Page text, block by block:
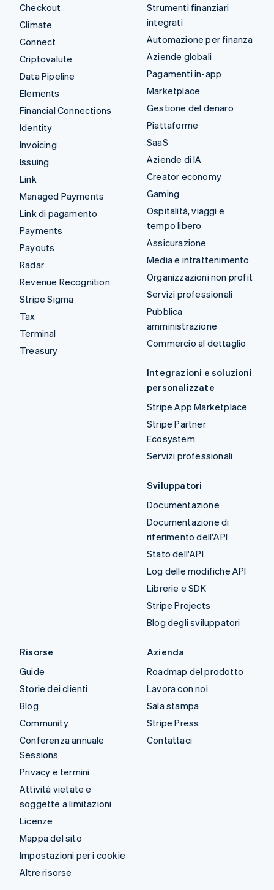
Checkout
Climate
Connect
Criptovalute
Data Pipeline
Elements
Financial Connections
Identity
Invoicing
Issuing
Link
Managed Payments
Link di pagamento
Payments
Payouts
Radar
Revenue Recognition
Stripe Sigma
Tax
Terminal
Treasury
Strumenti finanziari
integrati
Automazione per finanza
Aziende globali
Pagamenti in-app
Marketplace
Gestione del denaro
Piattaforme
SaaS
Aziende di IA
Creator economy
Gaming
Ospitalità, viaggi e
tempo libero
Assicurazione
Media e intrattenimento
Organizzazioni non profit
Servizi professionali
Pubblica
amministrazione
Commercio al dettaglio
Integrazioni e soluzioni
personalizzate
Stripe App Marketplace
Stripe Partner
Ecosystem
Servizi professionali
Sviluppatori
Documentazione
Documentazione di
riferimento dell'API
Stato dell'API
Log delle modifiche API
Librerie e SDK
Stripe Projects
Blog degli sviluppatori
Risorse
Guide
Storie dei clienti
Blog
Community
Conferenza annuale
Sessions
Privacy e termini
Attività vietate e
soggette a limitazioni
Licenze
Mappa del sito
Impostazioni per i cookie
Altre risorse
Azienda
Roadmap del prodotto
Lavora con noi
Sala stampa
Stripe Press
Contattaci